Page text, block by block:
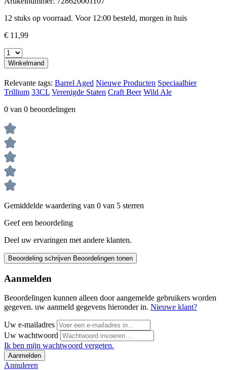
12 stuks op voorraad. Voor 12:00 besteld, morgen in huis
€ 11,99
Winkelmand
Relevante tags: Barrel Aged Nieuwe Producten Speciaalbier
Trillium 33CL Verenigde Staten Craft Beer Wild Ale
0 van 0 beoordelingen
Gemiddelde waardering van 0 van 5 sterren
Geef een beoordeling
Deel uw ervaringen met andere klanten.
Beoordeling schrijven Beoordelingen tonen
Aanmelden
Beoordelingen kunnen alleen door aangemelde gebruikers worden
gegeven. uw aanmeld gegevens hieronder in. Nieuwe klant?
Uw e-mailadres
Uw wachtwoord
Ik ben mijn wachtwoord vergeten.
Aanmelden
Annuleren